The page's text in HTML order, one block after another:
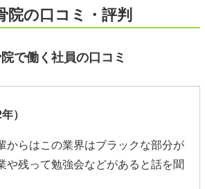
院の口コミ・評判
で働く社員の口コミ
）
からはこの業界はブラックな部分が
や残って勉強会などがあると話を聞